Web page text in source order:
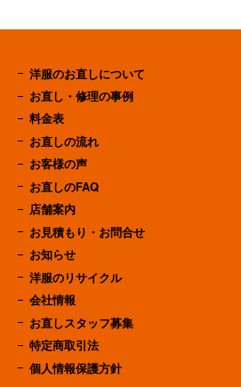
洋服のお直しについて
お直し・修理の事例
料金表
お直しの流れ
お客様の声
お直しのFAQ
店舗案内
お見積もり・お問合せ
お知らせ
洋服のリサイクル
会社情報
お直しスタッフ募集
特定商取引法
個人情報保護方針